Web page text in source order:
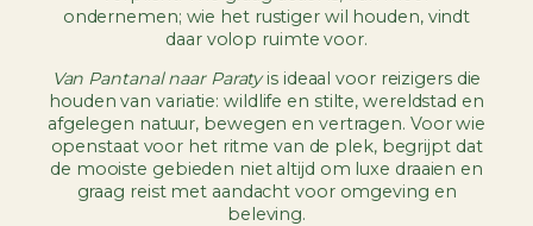
ondernemen; wie het rustiger wil houden, vindt
daar volop ruimte voor.
Van Pantanal naar Paratyis ideaal voor reizigers die
houden van variatie: wildlife en stilte, wereldstad en
afgelegen natuur, bewegen en vertragen. Voor wie
openstaat voor het ritme van de plek, begrijpt dat
de mooiste gebieden niet altijd om luxe draaien en
graag reist met aandacht voor omgeving en
beleving.